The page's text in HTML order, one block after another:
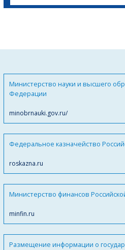
Министерство науки и высшего
Федерации
minobrnauki.gov.ru/
Федеральное казначейство
roskazna.ru
Министерство финансов
minfin.ru
Размещение информации о